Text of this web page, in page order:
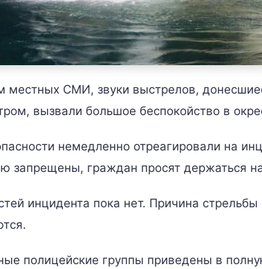
местных СМИ, звуки выстрелов,
вызвали большое беспокойство в
немедленно отреагировали на
запрещены, граждан просят держаться
инцидента пока нет. Причина
полицейские группы приведены в